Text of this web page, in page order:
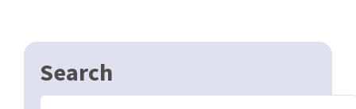
Search